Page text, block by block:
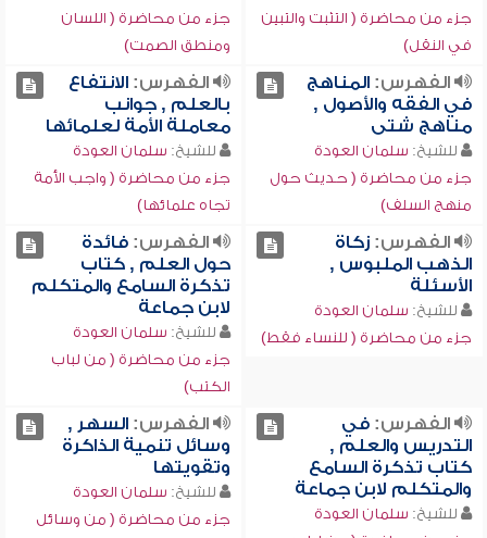
جزء من محاضرة ( التثبت والتبين
في النقل)
جزء من محاضرة ( اللسان
ومنطق الصمت)
الفهرس:المناهج
في الفقه والأصول ,
مناهج شتى
للشيخ: سلمان العودة
جزء من محاضرة ( حديث حول
منهج السلف)
الفهرس:الانتفاع
بالعلم , جوانب
معاملة الأمة لعلمائها
للشيخ: سلمان العودة
جزء من محاضرة ( واجب الأمة
تجاه علمائها)
الفهرس:زكاة
الذهب الملبوس ,
الأسئلة
للشيخ: سلمان العودة
جزء من محاضرة ( للنساء فقط)
الفهرس:فائدة
حول العلم , كتاب
تذكرة السامع والمتكلم
لابن جماعة
للشيخ: سلمان العودة
جزء من محاضرة ( من لباب
الكتب)
الفهرس:في
التدريس والعلم ,
كتاب تذكرة السامع
والمتكلم لابن جماعة
للشيخ: سلمان العودة
الفهرس:السهر ,
وسائل تنمية الذاكرة
وتقويتها
للشيخ: سلمان العودة
جزء من محاضرة ( من وسائل